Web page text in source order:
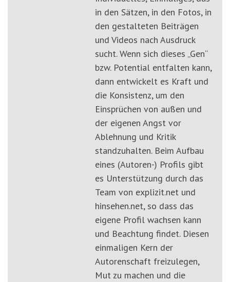
in den Sätzen, in den Fotos, in
den gestalteten Beiträgen
und Videos nach Ausdruck
sucht. Wenn sich dieses „Gen“
bzw. Potential entfalten kann,
dann entwickelt es Kraft und
die Konsistenz, um den
Einsprüchen von außen und
der eigenen Angst vor
Ablehnung und Kritik
standzuhalten. Beim Aufbau
eines (Autoren-) Profils gibt
es Unterstützung durch das
Team von explizit.net und
hinsehen.net, so dass das
eigene Profil wachsen kann
und Beachtung findet. Diesen
einmaligen Kern der
Autorenschaft freizulegen,
Mut zu machen und die